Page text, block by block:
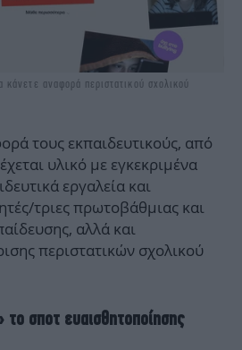
αναφορά περιστατικού σχολικού
τους εκπαιδευτικούς , από
υλικό με εγκεκριμένα
εργαλεία και
τριες πρωτοβάθμιας και
αλλά και
περιστατικών σχολικού
το σποτ ευαισθητοποίησης